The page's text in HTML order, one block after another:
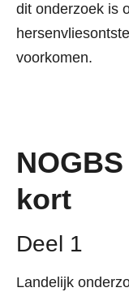
dit onderzoek is
voorkomen.
kort
Deel 1
Landelijk